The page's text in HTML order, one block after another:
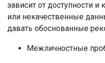
зависит от доступности
или некачественные
давать обоснованные
Межличностные